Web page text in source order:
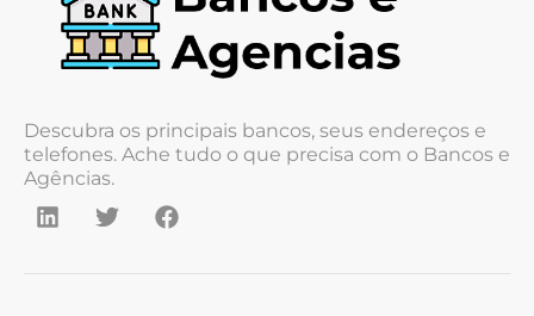
Descubra os principais bancos, seus endereços e
telefones. Ache tudo o que precisa com o Bancos e
Agências.